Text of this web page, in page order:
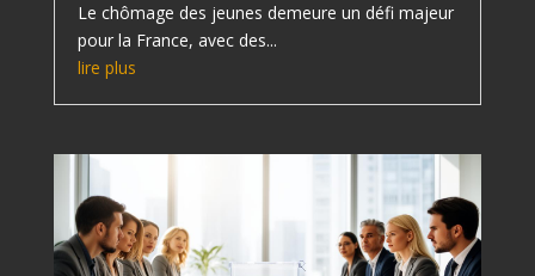
Le chômage des jeunes demeure un défi majeur
pour la France, avec des...
lire plus